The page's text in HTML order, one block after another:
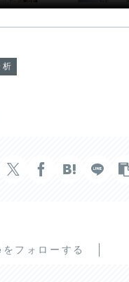
フォローする